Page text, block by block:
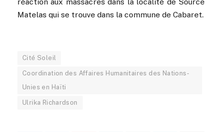
réaction aux massacres dans la localité de Source
Matelas qui se trouve dans la commune de Cabaret.
Cité Soleil
Coordination des Affaires Humanitaires des Nations-
Unies en Haïti
Ulrika Richardson